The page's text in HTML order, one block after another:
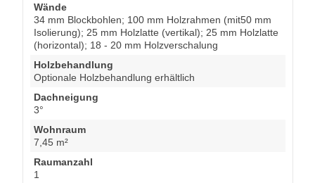
Wände
34 mm Blockbohlen; 100 mm Holzrahmen (mit50 mm
Isolierung); 25 mm Holzlatte (vertikal); 25 mm Holzlatte
(horizontal); 18 - 20 mm Holzverschalung
Holzbehandlung
Optionale Holzbehandlung erhältlich
Dachneigung
3°
Wohnraum
7,45 m²
Raumanzahl
1